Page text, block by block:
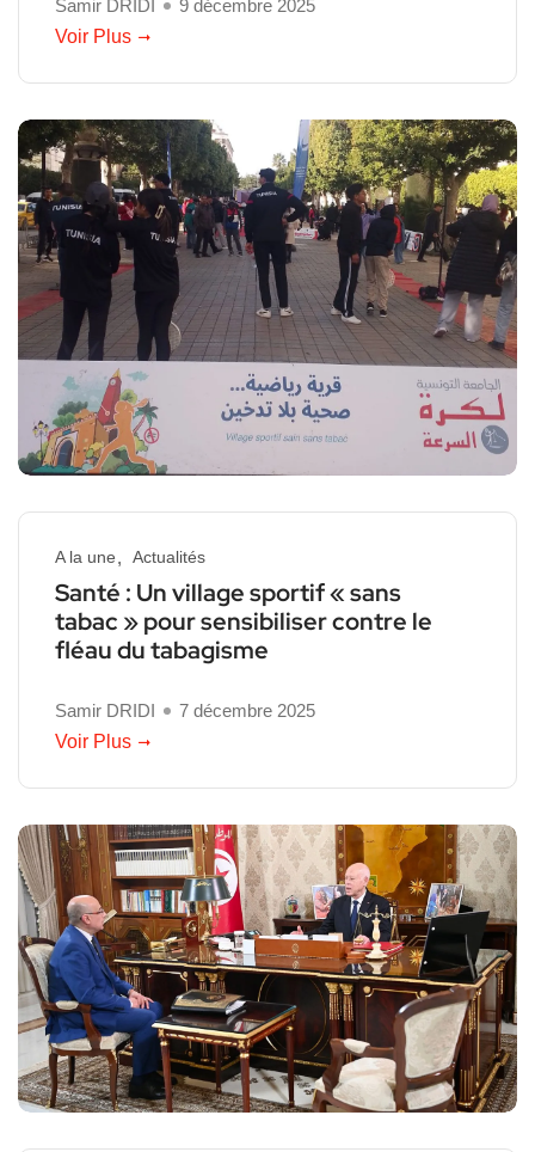
Samir DRIDI
9 décembre 2025
Voir Plus
A la une Actualités
Santé : Un village sportif « sans
tabac » pour sensibiliser contre le
fléau du tabagisme
Samir DRIDI
7 décembre 2025
Voir Plus